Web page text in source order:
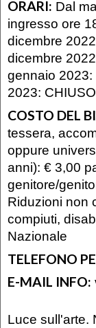
ORARI: Dal
ingresso ore
dicembre
dicembre
gennaio
2023:
COSTO DEL
tessera,
oppure
anni): € 3,00
genitore/
Riduzioni non
compiuti,
Nazionale
TELEFONO
E-MAIL INFO:
Luce sull'arte.